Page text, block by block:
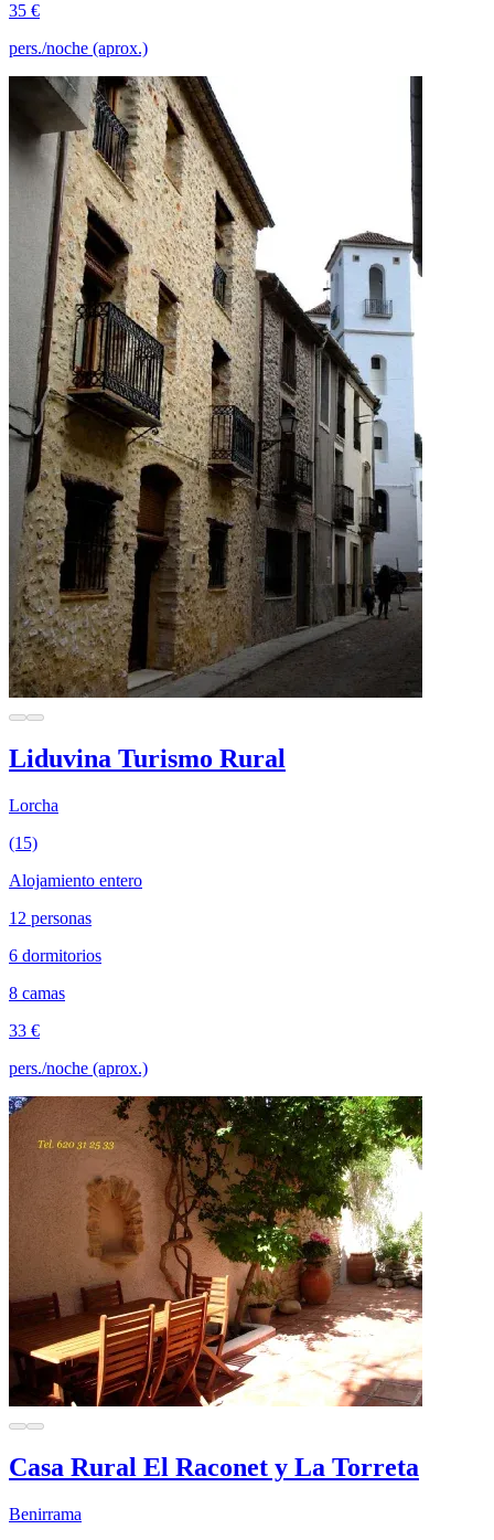
35 €
pers./noche (aprox.)
Liduvina Turismo Rural
Lorcha
(15)
Alojamiento entero
12 personas
6 dormitorios
8 camas
33 €
pers./noche (aprox.)
Casa Rural El Raconet y La Torreta
Benirrama